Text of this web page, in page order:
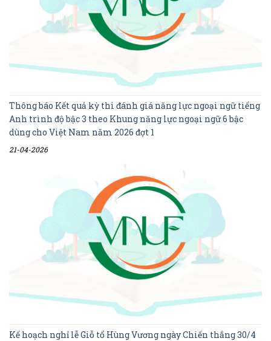
Thông báo Kết quả kỳ thi đánh giá năng lực ngoại ngữ tiếng
Anh trình độ bậc 3 theo Khung năng lực ngoại ngữ 6 bậc
dùng cho Việt Nam năm 2026 đợt 1
21-04-2026
Kế hoạch nghỉ lễ Giỗ tổ Hùng Vương ngày Chiến thắng 30/4